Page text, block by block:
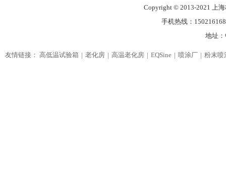
Copyright © 2013-2021 上
手机热线：
地址
友情链接： 高低温试验箱 老化房 高温老化房 EQSine 喷涂厂 粉末喷